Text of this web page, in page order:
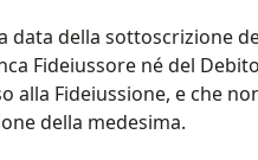
data della sottoscrizione
Fideiussore né del
alla Fideiussione, e che
della medesima.